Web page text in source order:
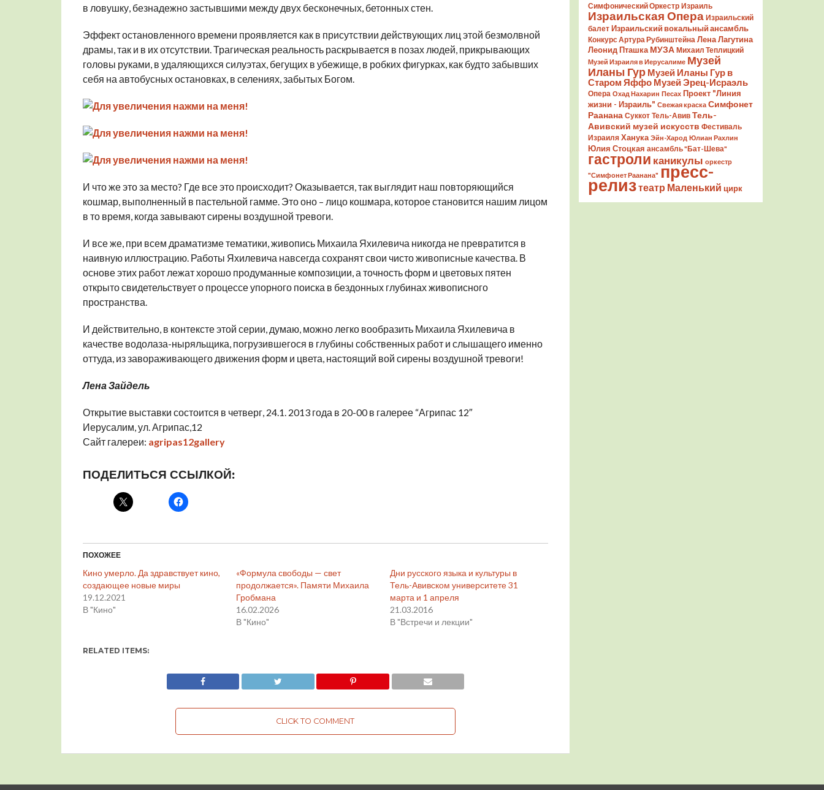
в ловушку, безнадежно застывшими между двух бесконечных, бетонных стен.
Эффект остановленного времени проявляется как в присутствии действующих лиц этой безмолвной
драмы, так и в их отсутствии. Трагическая реальность раскрывается в позах людей, прикрывающих
головы руками, в удаляющихся силуэтах, бегущих в убежище, в робких фигурках, как будто забывших
себя на автобусных остановках, в селениях, забытых Богом.
И что же это за место? Где все это происходит? Оказывается, так выглядит наш повторяющийся
кошмар, выполненный в пастельной гамме. Это оно – лицо кошмара, которое становится нашим лицом
в то время, когда завывают сирены воздушной тревоги.
И все же, при всем драматизме тематики, живопись Михаила Яхилевича никогда не превратится в
наивную иллюстрацию. Работы Яхилевича навсегда сохранят свои чисто живописные качества. В
основе этих работ лежат хорошо продуманные композиции, а точность форм и цветовых пятен
открыто свидетельствует о процессе упорного поиска в бездонных глубинах живописного
пространства.
И действительно, в контексте этой серии, думаю, можно легко вообразить Михаила Яхилевича в
качестве водолаза-ныряльщика, погрузившегося в глубины собственных работ и слышащего именно
оттуда, из завораживающего движения форм и цвета, настоящий вой сирены воздушной тревоги!
Лена Зайдель
Открытие выставки состоится в четверг, 24.1. 2013 года в 20-00 в галерее “Агрипас 12″
Иерусалим, ул. Агрипас,12
Сайт галереи: agripas12gallery
ПОДЕЛИТЬСЯ ССЫЛКОЙ:
ПОХОЖЕЕ
Кино умерло. Да здравствует кино,
создающее новые миры
19.12.2021
В "Кино"
«Формула свободы — свет
продолжается». Памяти Михаила
Гробмана
16.02.2026
В "Кино"
Дни русского языка и культуры в
Тель-Авивском университете 31
марта и 1 апреля
21.03.2016
В "Встречи и лекции"
RELATED ITEMS:
CLICK TO COMMENT
Симфонический Оркестр Израиль
Израильская Опера Израильский
балет Израильский вокальный ансамбль
Конкурс Артура Рубинштейна Лена Лагутина
Леонид Пташка МУЗА Михаил Теплицкий
Музей Израиля в Иерусалиме Музей
Иланы Гур Музей Иланы Гур в
Старом Яффо Музей Эрец-Исраэль
Опера Охад Нахарин Песах Проект "Линия
жизни - Израиль" Свежая краска Симфонет
Раанана Суккот Тель-Авив Тель-
Авивский музей искусств Фестиваль
Израиля Ханука Эйн-Харод Юлиан Рахлин
Юлия Стоцкая ансамбль "Бат-Шева"
гастроли каникулы оркестр
"Симфонет Раанана" пресс-
релизтеатр Маленький цирк